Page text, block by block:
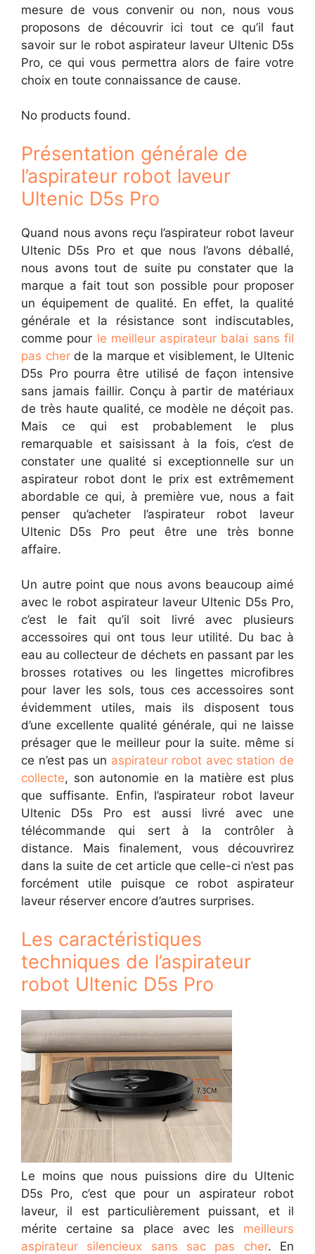
mesure de vous convenir ou non, nous vous
proposons de découvrir ici tout ce qu’il faut
savoir sur le robot aspirateur laveur Ultenic D5s
Pro, ce qui vous permettra alors de faire votre
choix en toute connaissance de cause.
No products found.
Présentation générale de
l’aspirateur robot laveur
Ultenic D5s Pro
Quand nous avons reçu l’aspirateur robot laveur
Ultenic D5s Pro et que nous l’avons déballé,
nous avons tout de suite pu constater que la
marque a fait tout son possible pour proposer
un équipement de qualité. En effet, la qualité
générale et la résistance sont indiscutables,
comme pour le meilleur aspirateur balai sans fil
pas cherde la marque et visiblement, le Ultenic
D5s Pro pourra être utilisé de façon intensive
sans jamais faillir. Conçu à partir de matériaux
de très haute qualité, ce modèle ne déçoit pas.
Mais ce qui est probablement le plus
remarquable et saisissant à la fois, c’est de
constater une qualité si exceptionnelle sur un
aspirateur robot dont le prix est extrêmement
abordable ce qui, à première vue, nous a fait
penser qu’acheter l’aspirateur robot laveur
Ultenic D5s Pro peut être une très bonne
affaire.
Un autre point que nous avons beaucoup aimé
avec le robot aspirateur laveur Ultenic D5s Pro,
c’est le fait qu’il soit livré avec plusieurs
accessoires qui ont tous leur utilité. Du bac à
eau au collecteur de déchets en passant par les
brosses rotatives ou les lingettes microfibres
pour laver les sols, tous ces accessoires sont
évidemment utiles, mais ils disposent tous
d’une excellente qualité générale, qui ne laisse
présager que le meilleur pour la suite. même si
ce n’est pas un aspirateur robot avec station de
collecte, son autonomie en la matière est plus
que suffisante. Enfin, l’aspirateur robot laveur
Ultenic D5s Pro est aussi livré avec une
télécommande qui sert à la contrôler à
distance. Mais finalement, vous découvrirez
dans la suite de cet article que celle-ci n’est pas
forcément utile puisque ce robot aspirateur
laveur réserver encore d’autres surprises.
Les caractéristiques
techniques de l’aspirateur
robot Ultenic D5s Pro
Le moins que nous puissions dire du Ultenic
D5s Pro, c’est que pour un aspirateur robot
laveur, il est particulièrement puissant, et il
mérite certaine sa place avec les meilleurs
aspirateur silencieux sans sac pas cher. En